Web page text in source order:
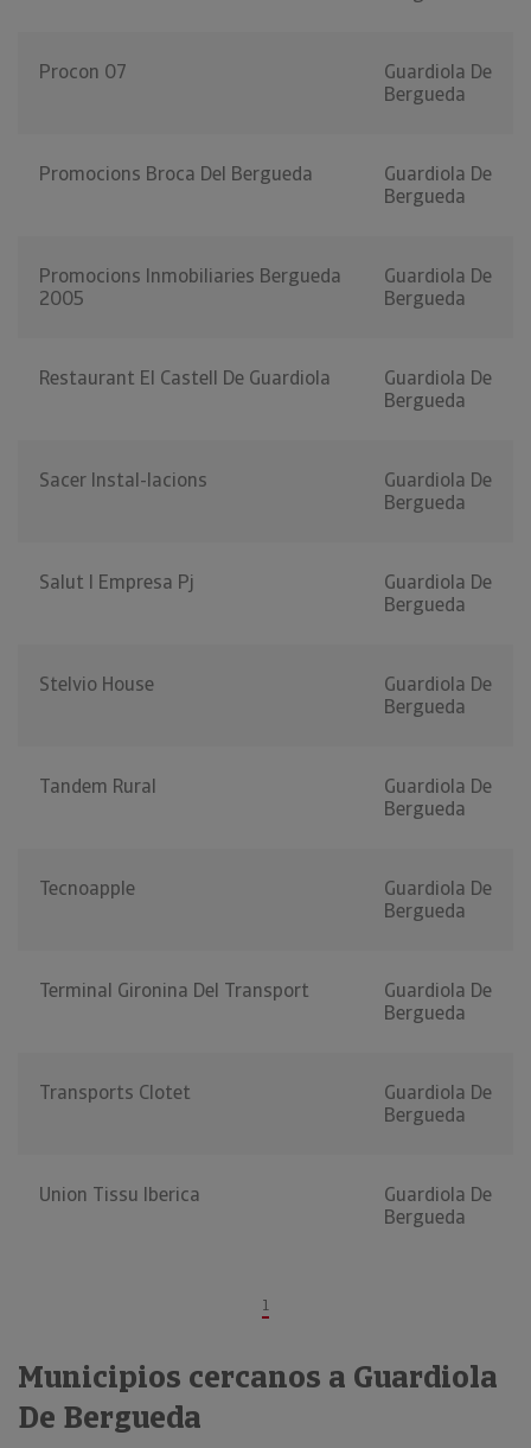
Procon 07
Guardiola De
Bergueda
Promocions Broca Del Bergueda
Guardiola De
Bergueda
Promocions Inmobiliaries Bergueda
2005
Guardiola De
Bergueda
Restaurant El Castell De Guardiola
Guardiola De
Bergueda
Sacer Instal-lacions
Guardiola De
Bergueda
Salut I Empresa Pj
Guardiola De
Bergueda
Stelvio House
Guardiola De
Bergueda
Tandem Rural
Guardiola De
Bergueda
Tecnoapple
Guardiola De
Bergueda
Terminal Gironina Del Transport
Guardiola De
Bergueda
Transports Clotet
Guardiola De
Bergueda
Union Tissu Iberica
Guardiola De
Bergueda
1
Municipios cercanos a Guardiola
De Bergueda